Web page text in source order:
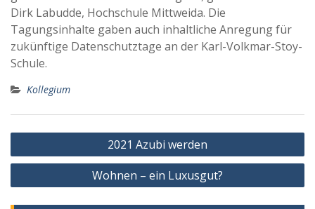
Dirk Labudde, Hochschule Mittweida. Die
Tagungsinhalte gaben auch inhaltliche Anregung für
zukünftige Datenschutztage an der Karl-Volkmar-Stoy-
Schule.
Kollegium
Beitragsnavigation
2021 Azubi werden
Wohnen – ein Luxusgut?